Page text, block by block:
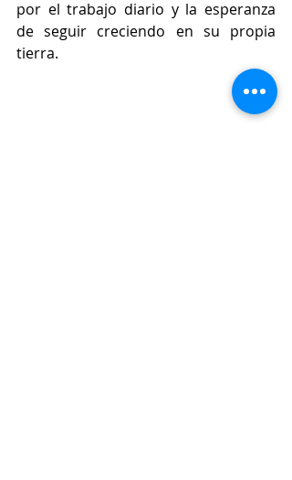
por el trabajo diario y la esperanza
de seguir creciendo en su propia
tierra.